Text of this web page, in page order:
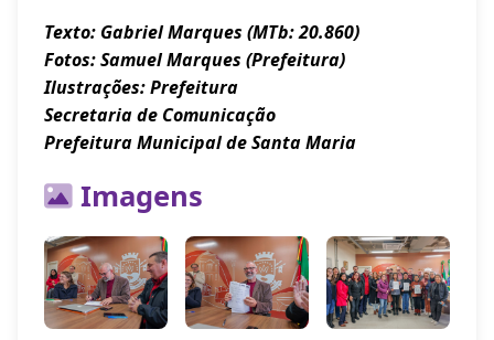
Texto: Gabriel Marques (MTb: 20.860)
Fotos: Samuel Marques (Prefeitura)
Ilustrações: Prefeitura
Secretaria de Comunicação
Prefeitura Municipal de Santa Maria
Imagens